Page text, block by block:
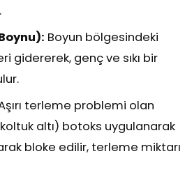
Boyun bölgesindeki
gidererek, genç ve sıkı bir
terleme problemi olan
altı) botoks uygulanarak
bloke edilir, terleme miktarı